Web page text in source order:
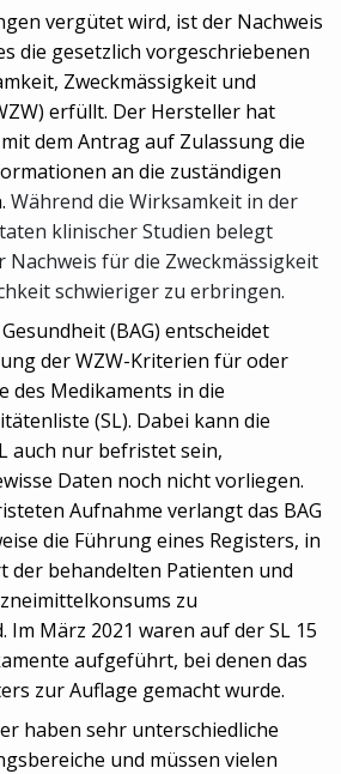
vergütet wird, ist der Nachweis
die gesetzlich vorgeschriebenen
Zweckmässigkeit und
erfüllt. Der Hersteller hat
dem Antrag auf Zulassung die
an die zuständigen
Während die Wirksamkeit in der
klinischer Studien belegt
Nachweis für die Zweckmässigkeit
schwieriger zu erbringen.
(BAG) entscheidet
der WZW-Kriterien für oder
des Medikaments in die
(SL). Dabei kann die
auch nur befristet sein,
Daten noch nicht vorliegen.
Aufnahme verlangt das BAG
die Führung eines Registers, in
der behandelten Patienten und
zu
März 2021 waren auf der SL 15
aufgeführt, bei denen das
zur Auflage gemacht wurde.
haben sehr unterschiedliche
und müssen vielen